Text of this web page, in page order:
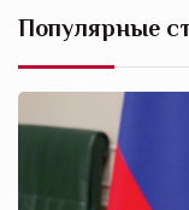
Популярные